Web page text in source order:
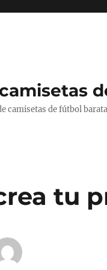
camisetas de fútbol
tu